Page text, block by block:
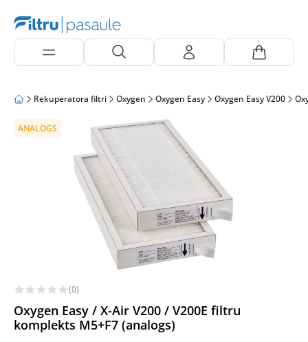
Rekuperatora filtri Oxygen Oxygen Easy Oxygen Easy V200
ANALOGS
(0)
Oxygen Easy / X-Air V200 / V200E filtru
komplekts M5+F7 (analogs)